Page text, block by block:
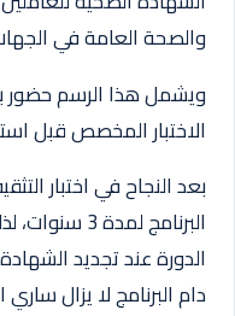
والصحة العامة في
ويشمل هذا الرسم حضور
الاختبار المخصص قبل
بعد النجاح في اختبار
البرنامج
الدورة عند تجديد
دام البرنامج لا يزال